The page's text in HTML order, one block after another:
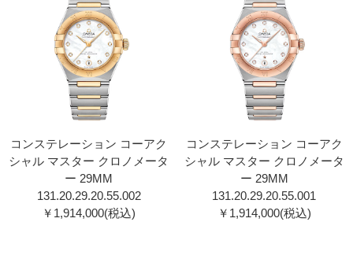
コンステレーション コーアク
シャル マスター クロノメータ
ー 29MM
131.20.29.20.55.002
￥1,914,000(税込)
コンステレーション コーアク
シャル マスター クロノメータ
ー 29MM
131.20.29.20.55.001
￥1,914,000(税込)